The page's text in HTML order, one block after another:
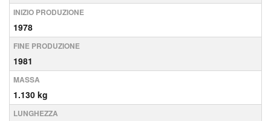
INIZIO PRODUZIONE
1978
FINE PRODUZIONE
1981
MASSA
1.130 kg
LUNGHEZZA